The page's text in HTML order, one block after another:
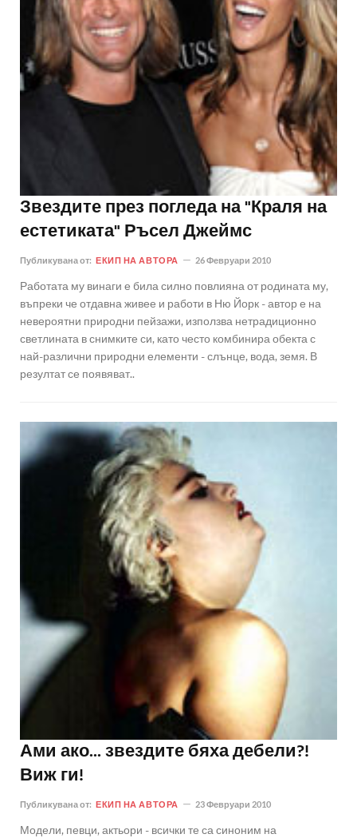
Звездите през погледа на "Краля на
естетиката" Ръсел Джеймс
Публикувана от: ЕКИП НА АВТОРА 26 Февруари 2010
Работата му винаги е била силно повлияна от родината му,
въпреки че отдавна живее и работи в Ню Йорк - автор е на
невероятни природни пейзажи, използва нетрадиционно
светлината в снимките си, като често комбинира обекта с
най-различни природни елементи - слънце, вода, земя. В
резултат се появяват..
Ами ако... звездите бяха дебели?!
Виж ги!
Публикувана от: ЕКИП НА АВТОРА 23 Февруари 2010
Модели, певци, актьори - всички те са синоним на